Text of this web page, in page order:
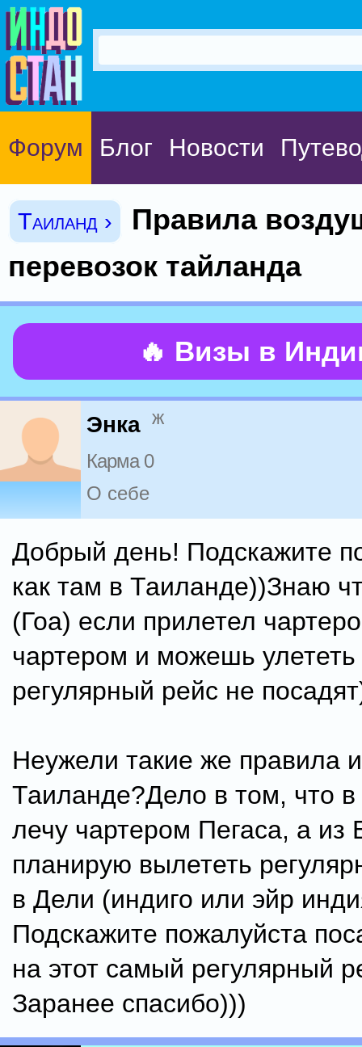
Форум Блог Новости
Таиланд ›
Правила
перевозок тайланда
🔥 Визы в
Энка ж
Карма 0
О себе
Добрый день! Подскажите
как там в Таиланде))Знаю
(Гоа) если прилетел
чартером и можешь улететь
регулярный рейс не
Неужели такие же правила
Таиланде?Дело в том, что в
лечу чартером Пегаса, а из
планирую вылететь
в Дели (индиго или эйр
Подскажите пожалуйста
на этот самый регулярный
Заранее спасибо)))